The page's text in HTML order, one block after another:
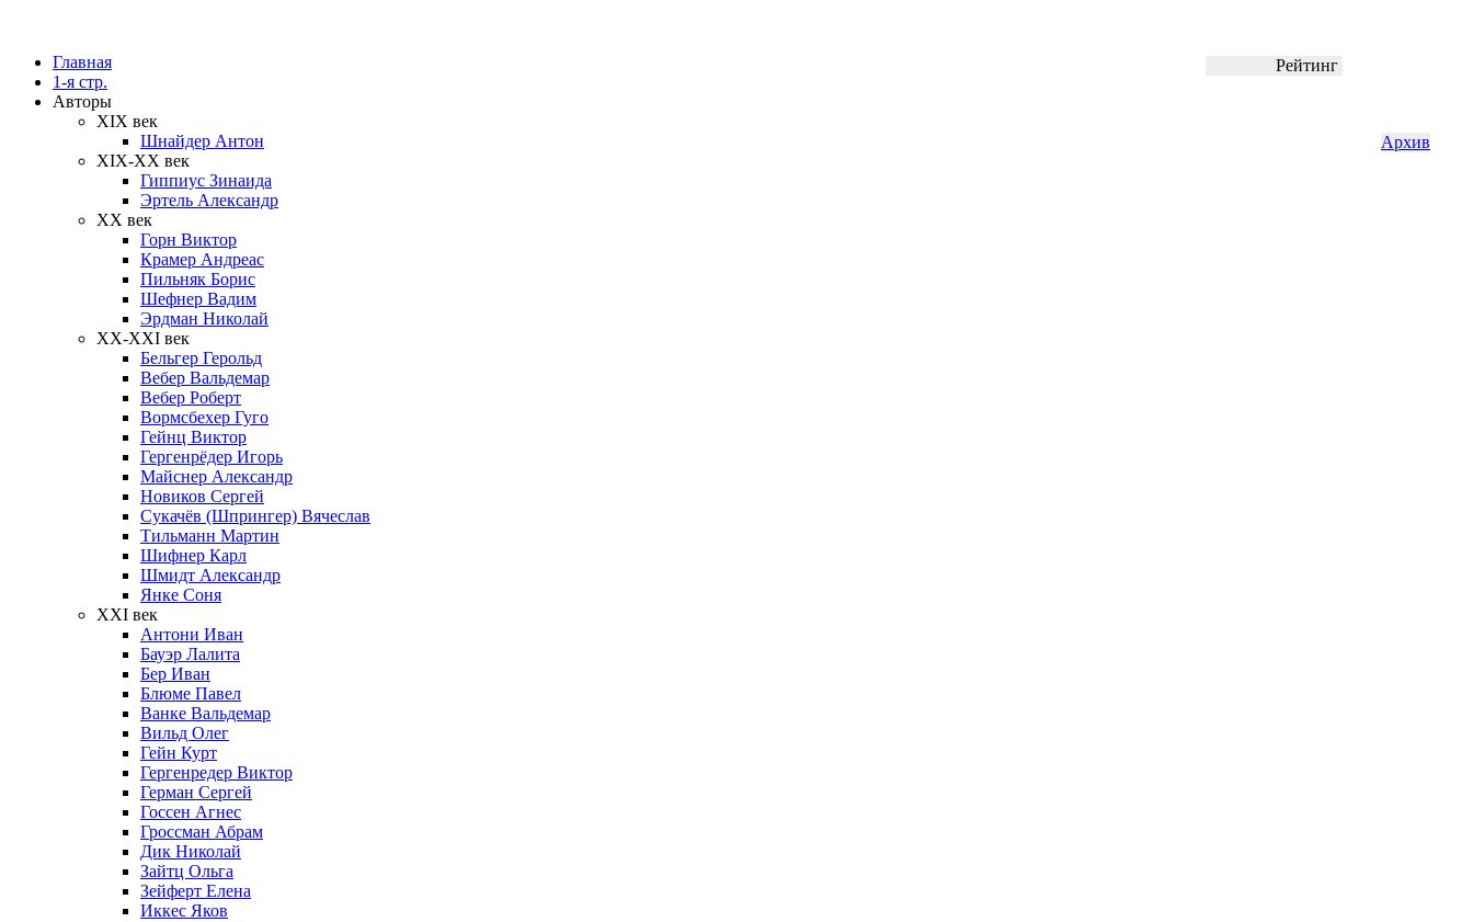
Главная
1-я стр.
Авторы
XIX век
Шнайдер Антон
XIX-XX век
Гиппиус Зинаида
Эртель Александр
XX век
Горн Виктор
Крамер Андреас
Пильняк Борис
Шефнер Вадим
Эрдман Николай
ХХ-XXI век
Бельгер Герольд
Вебер Вальдемар
Вебер Роберт
Вормсбехер Гуго
Гейнц Виктор
Гергенрёдер Игорь
Майснер Александр
Новиков Сергей
Сукачёв (Шпрингер) Вячеслав
Тильманн Мартин
Шифнер Карл
Шмидт Александр
Янке Соня
XXI век
Антони Иван
Бауэр Лалита
Бер Иван
Блюме Павел
Ванке Вальдемар
Вильд Олег
Гейн Курт
Гергенредер Виктор
Герман Сергей
Госсен Агнес
Гроссман Абрам
Дик Николай
Зайтц Ольга
Зейферт Елена
Иккес Яков
Рейтинг
Архив